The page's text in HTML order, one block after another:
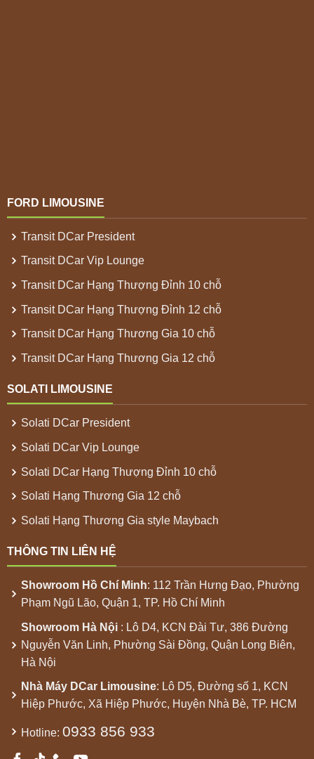
FORD LIMOUSINE
Transit DCar President
Transit DCar Vip Lounge
Transit DCar Hạng Thượng Đỉnh 10 chỗ
Transit DCar Hạng Thượng Đỉnh 12 chỗ
Transit DCar Hạng Thương Gia 10 chỗ
Transit DCar Hạng Thương Gia 12 chỗ
SOLATI LIMOUSINE
Solati DCar President
Solati DCar Vip Lounge
Solati DCar Hạng Thượng Đỉnh 10 chỗ
Solati Hạng Thương Gia 12 chỗ
Solati Hạng Thương Gia style Maybach
THÔNG TIN LIÊN HỆ
Showroom Hồ Chí Minh: 112 Trần Hưng Đạo, Phường
Phạm Ngũ Lão, Quận 1, TP. Hồ Chí Minh
Showroom Hà Nội: Lô D4, KCN Đài Tư, 386 Đường
Nguyễn Văn Linh, Phường Sài Đồng, Quận Long Biên,
Hà Nội
Nhà Máy DCar Limousine: Lô D5, Đường số 1, KCN
Hiệp Phước, Xã Hiệp Phước, Huyện Nhà Bè, TP. HCM
Hotline: 0933 856 933